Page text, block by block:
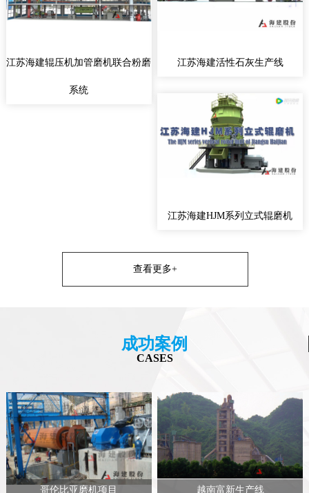
江苏海建辊压机加管磨机联合粉磨
系统
江苏海建活性石灰生产线
江苏海建HJM系列立式辊磨机
查看更多+
成功案例
CASES
哥伦比亚磨机项目 越南富新生产线